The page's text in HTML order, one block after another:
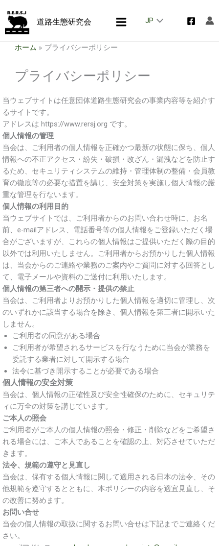
を
道路生態研究会 JP
ホーム プライバシーポリシー
プライバシーポリシー
当ウェブサイトは任意団体道路生態研究会の事業内容等を紹介す
るサイトです。
アドレスは https://www.rersj.org です。
個人情報の管理
当会は、ご利用者の個人情報を正確かつ最新の状態に保ち、個人
情報への不正アクセス・紛失・破損・改ざん・漏洩などを防止す
るため、セキュリティシステムの維持・管理体制の整備・会員教
育の徹底等の必要な措置を講じ、安全対策を実施し個人情報の厳
重な管理を行ないます。
個人情報の利用目的
当ウェブサイトでは、ご利用者からのお問い合わせ時に、お名
前、e-mailアドレス、電話番号等の個人情報をご登録いただく場
合がございますが、これらの個人情報はご提供いただく際の目的
以外では利用いたしません。ご利用者からお預かりした個人情報
は、当会からのご連絡や業務のご案内やご質問に対する回答とし
て、電子メールや資料のご送付に利用いたします。
個人情報の第三者への開示・提供の禁止
当会は、ご利用者よりお預かりした個人情報を適切に管理し、次
のいずれかに該当する場合を除き、個人情報を第三者に開示いた
しません。
ご利用者の同意がある場合
ご利用者が希望されるサービスを行なうために当会が業務を
委託する業者に対して開示する場合
法令に基づき開示することが必要である場合
個人情報の安全対策
当会は、個人情報の正確性及び安全性確保のために、セキュリテ
ィに万全の対策を講じています。
ご本人の照会
ご利用者がご本人の個人情報の照会・修正・削除などをご希望さ
れる場合には、ご本人であることを確認の上、対応させていただ
きます。
法令、規範の遵守と見直し
当会は、保有する個人情報に関して適用される日本の法令、その
他規範を遵守するとともに、本ポリシーの内容を適宜見直し、そ
の改善に努めます。
お問い合せ
当会の個人情報の取扱に関するお問い合せは下記までご連絡くだ
さい。